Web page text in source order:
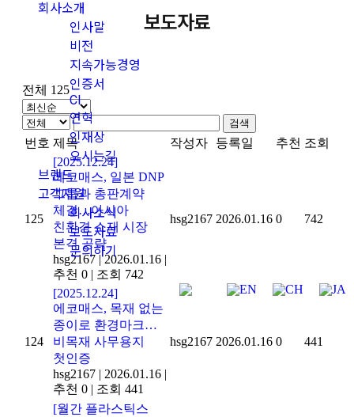
회사소개
인사말
비전
지속가능경영
인증서
CI
연혁
인재상
오시는길
브랜드
고객지원
회사소식
보도자료
문의하기
보도자료
전체 125
검색
번호 제목 작성자 등록일 추천 조회
125
[2025.12.24]
에코매스, 일본 DNP
그룹과 총판계약
체결…아시아
친환경 소재 시장
본격 공략
hsg2167 | 2026.01.16 |
추천 0 | 조회 742
hsg2167 2026.01.16 0 742
124
[2025.12.24]
에코매스, 목재 없는
종이로 환경마크…
비목재 사무용지
첫인증
hsg2167 | 2026.01.16 |
추천 0 | 조회 441
hsg2167 2026.01.16 0 441
[월간 플라스틱스